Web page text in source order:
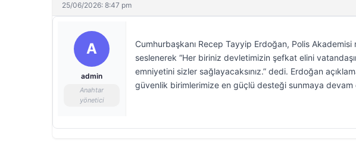
25/06/2026: 8:47 pm
A
admin
Anahtar
yönetici
Cumhurbaşkanı Recep Tayyip Erdoğan, Polis
seslenerek “Her biriniz devletimizin şefkat elini
emniyetini sizler sağlayacaksınız.” dedi. Erdoğan
güvenlik birimlerimize en güçlü desteği sunmaya devam